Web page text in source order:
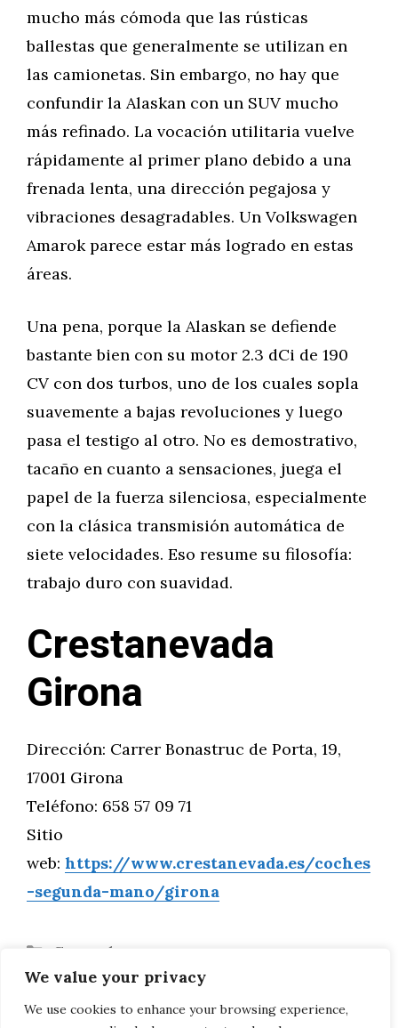
We value your privacy
We use cookies to enhance your browsing experience,
mucho más cómoda que las rústicas
ballestas que generalmente se utilizan en
las camionetas. Sin embargo, no hay que
confundir la Alaskan con un SUV mucho
más refinado. La vocación utilitaria vuelve
rápidamente al primer plano debido a una
frenada lenta, una dirección pegajosa y
vibraciones desagradables. Un Volkswagen
Amarok parece estar más logrado en estas
áreas.
Una pena, porque la Alaskan se defiende
bastante bien con su motor 2.3 dCi de 190
CV con dos turbos, uno de los cuales sopla
suavemente a bajas revoluciones y luego
pasa el testigo al otro. No es demostrativo,
tacaño en cuanto a sensaciones, juega el
papel de la fuerza silenciosa, especialmente
con la clásica transmisión automática de
siete velocidades. Eso resume su filosofía:
trabajo duro con suavidad.
Crestanevada
Girona
Dirección: Carrer Bonastruc de Porta, 19,
17001 Girona
Teléfono: 658 57 09 71
Sitio
web: https://www.crestanevada.es/coches
-segunda-mano/girona
Categorías
General
Etiquetas
Automoción,Motor
Renault Kangoo